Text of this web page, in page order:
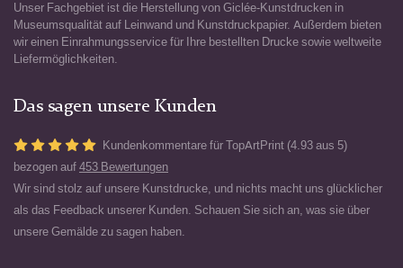
Unser Fachgebiet ist die Herstellung von Giclée-Kunstdrucken in
Museumsqualität auf Leinwand und Kunstdruckpapier. Außerdem bieten
wir einen Einrahmungsservice für Ihre bestellten Drucke sowie weltweite
Liefermöglichkeiten.
Das sagen unsere Kunden
Kundenkommentare für TopArtPrint (4.93 aus 5)
bezogen auf 453 Bewertungen
Wir sind stolz auf unsere Kunstdrucke, und nichts macht uns glücklicher
als das Feedback unserer Kunden. Schauen Sie sich an, was sie über
unsere Gemälde zu sagen haben.